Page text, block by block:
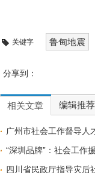
关键字 鲁甸地震
分享到：
相关文章 编辑推荐
广州市社会工作督导人
“深圳品牌”：社会工作
四川省民政厅指导灾后